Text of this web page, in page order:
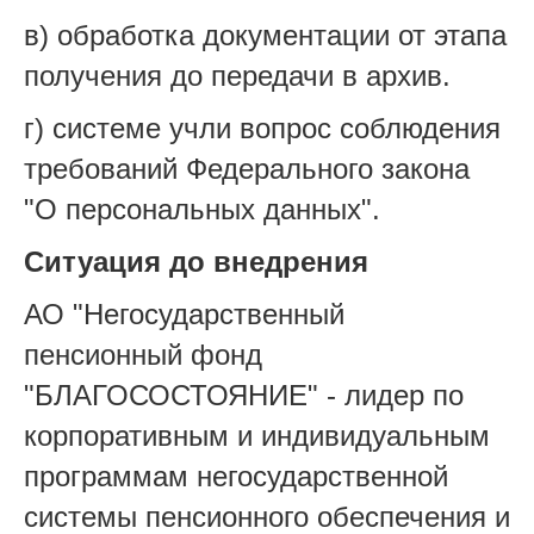
в) обработка документации от этапа
получения до передачи в архив.
г) системе учли вопрос соблюдения
требований Федерального закона
"О персональных данных".
Ситуация до внедрения
АО "Негосударственный
пенсионный фонд
"БЛАГОСОСТОЯНИЕ" - лидер по
корпоративным и индивидуальным
программам негосударственной
системы пенсионного обеспечения и